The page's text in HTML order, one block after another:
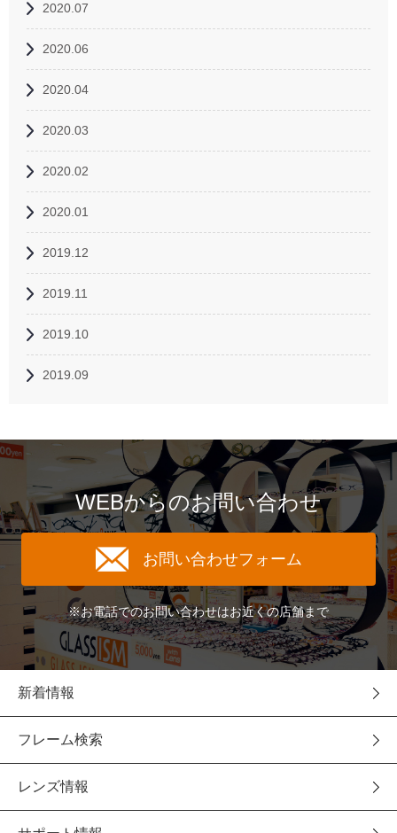
2020.07
2020.06
2020.04
2020.03
2020.02
2020.01
2019.12
2019.11
2019.10
2019.09
WEBからのお問い合わせ
お問い合わせフォーム
※お電話でのお問い合わせはお近くの店舗まで
新着情報
フレーム検索
レンズ情報